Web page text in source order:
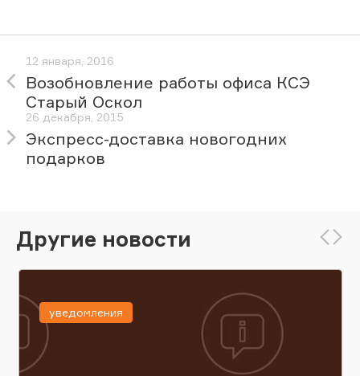
12 января, 2016
Возобновление работы офиса КСЭ
Старый Оскол
26 декабря, 2015
Экспресс-доставка новогодних
подарков
Другие новости
уведомления